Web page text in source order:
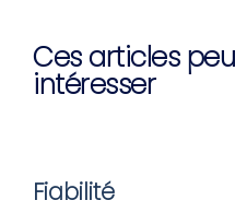
Ces articles
intéresser
Fiabilité